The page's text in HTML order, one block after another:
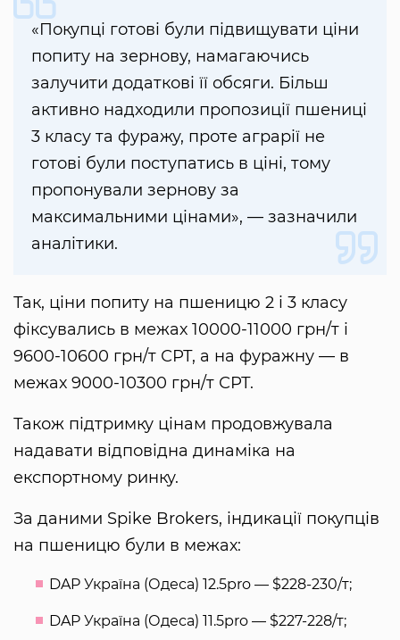
«Покупці готові були підвищувати ціни
попиту на зернову, намагаючись
залучити додаткові її обсяги. Більш
активно надходили пропозиції пшениці
3 класу та фуражу, проте аграрії не
готові були поступатись в ціні, тому
пропонували зернову за
максимальними цінами», — зазначили
аналітики.
Так, ціни попиту на пшеницю 2 і 3 класу
фіксувались в межах 10000-11000 грн/т і
9600-10600 грн/т СРТ, а на фуражну — в
межах 9000-10300 грн/т СРТ.
Також підтримку цінам продовжувала
надавати відповідна динаміка на
експортному ринку.
За даними Spike Brokers, індикації покупців
на пшеницю були в межах:
DAP Україна (Одеса) 12.5pro — $228-230/т;
DAP Україна (Одеса) 11.5pro — $227-228/т;